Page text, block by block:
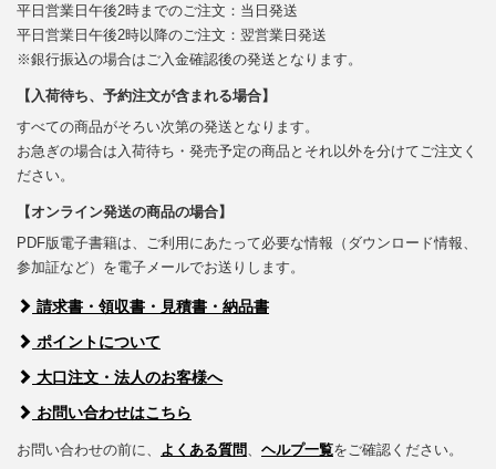
平日営業日午後2時までのご注文：当日発送
平日営業日午後2時以降のご注文：翌営業日発送
※銀行振込の場合はご入金確認後の発送となります。
【入荷待ち、予約注文が含まれる場合】
すべての商品がそろい次第の発送となります。
お急ぎの場合は入荷待ち・発売予定の商品とそれ以外を分けてご注文く
ださい。
【オンライン発送の商品の場合】
PDF版電子書籍は、ご利用にあたって必要な情報（ダウンロード情報、
参加証など）を電子メールでお送りします。
請求書・領収書・見積書・納品書
ポイントについて
大口注文・法人のお客様へ
お問い合わせはこちら
お問い合わせの前に、 よくある質問 ヘルプ一覧をご確認ください。